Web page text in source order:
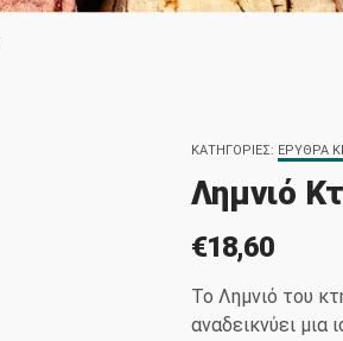
ΚΑΤΗΓΟΡΊΕΣ: ΕΡΥΘΡΆ
Λημνιό
€18,60
Το Λημνιό του
αναδεικνύει μια